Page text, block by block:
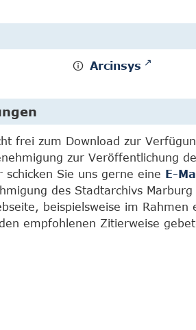
Arcinsys
frei zum Download zur
zur Veröffentlichung
Sie uns gerne eine E-
des Stadtarchivs
beispielsweise im
empfohlenen Zitierweise